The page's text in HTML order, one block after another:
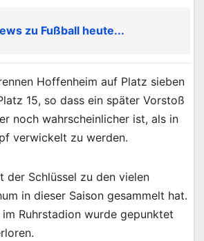
zu Fußball heute...
Hoffenheim auf Platz sieben
15, so dass ein später Vorstoß
noch wahrscheinlicher ist, als in
verwickelt zu werden.
der Schlüssel zu den vielen
in dieser Saison gesammelt hat.
im Ruhrstadion wurde gepunktet